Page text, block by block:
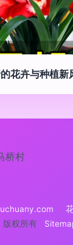
花卉与种植新
桥村
版权所有